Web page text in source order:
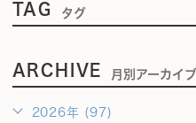
TAG タグ
ARCHIVE 月別アーカイブ
2026年 (97)